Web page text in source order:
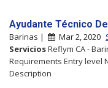
Ayudante Técnico
Barinas | Mar 2, 2020
ServiciosReflym CA -
Requirements Entry level
Description